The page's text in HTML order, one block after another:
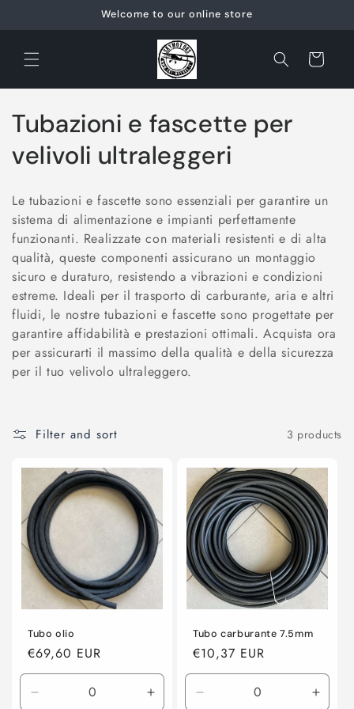
Welcome to our online store
Cart
C
o
l
e
c
t
i
o
:
Tubazioni e fascette per
velivoli ultraleggeri
Le tubazioni e fascette sono essenziali per garantire un
sistema di alimentazione e impianti perfettamente
funzionanti. Realizzate con materiali resistenti e di alta
qualità, queste componenti assicurano un montaggio
sicuro e duraturo, resistendo a vibrazioni e condizioni
estreme. Ideali per il trasporto di carburante, aria e altri
fluidi, le nostre tubazioni e fascette sono progettate per
garantire affidabilità e prestazioni ottimali. Acquista ora
per assicurarti il massimo della qualità e della sicurezza
per il tuo velivolo ultraleggero.
Filter and sort 3 products
Tubo olio
Regular
price
€69,60 EUR
Decrease
Increase
Tubo carburante 7.5mm
Regular
price
€10,37 EUR
Decrease